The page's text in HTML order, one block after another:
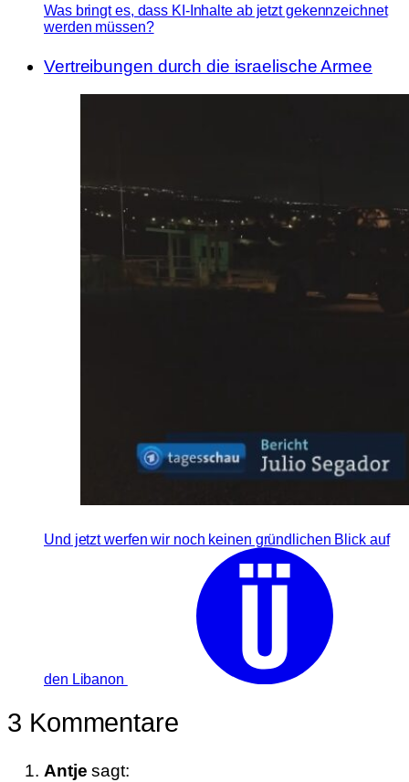
Was bringt es, dass KI-Inhalte ab jetzt gekennzeichnet
werden müssen?
Vertreibungen durch die israelische Armee
Und jetzt werfen wir noch keinen gründlichen Blick auf
den Libanon
3 Kommentare
Antje sagt: